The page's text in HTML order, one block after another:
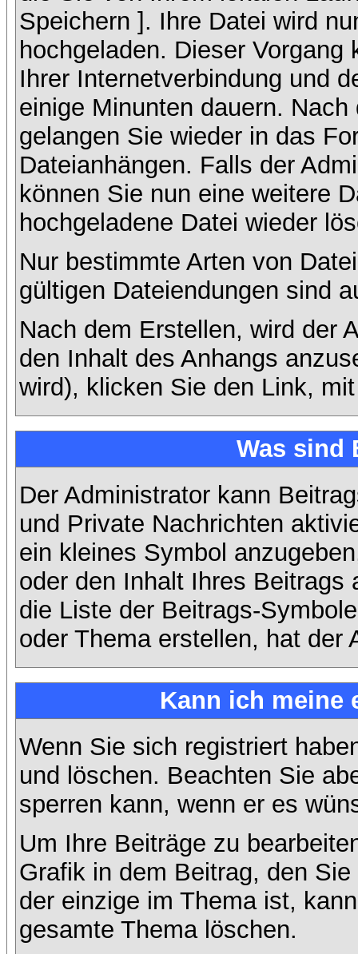
Speichern ]. Ihre Datei wird
hochgeladen. Dieser
Ihrer Internetverbindung und
einige Minunten dauern.
gelangen Sie wieder in das
Dateianhängen. Falls der
können Sie nun eine weitere
hochgeladene Datei wieder
Nur bestimmte Arten von
gültigen Dateiendungen sind
Nach dem Erstellen, wird der
den Inhalt des Anhangs
wird), klicken Sie den Link,
Was sind
Der Administrator kann
und Private Nachrichten
ein kleines Symbol
oder den Inhalt Ihres
die Liste der Beitrags-
oder Thema erstellen, hat der
Kann ich meine
Wenn Sie sich registriert
und löschen. Beachten Sie
sperren kann, wenn er es
Um Ihre Beiträge zu
Grafik in dem Beitrag, den
der einzige im Thema ist,
gesamte Thema löschen.